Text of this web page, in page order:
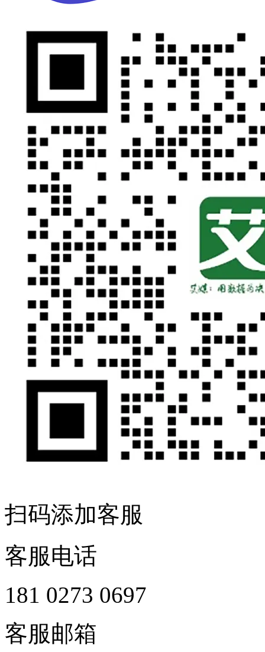
扫码添加客服
客服电话
181 0273 0697
客服邮箱